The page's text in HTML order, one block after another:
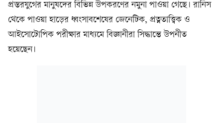
প্রস্তরযুগের মানুষদের বিভিন্ন উপকরণের নমুনা পাওয়া গেছে। রানিস
থেকে পাওয়া হাড়ের ধ্বংসাবশেষের জেনেটিক, প্রত্নতাত্ত্বিক ও
আইসোটোপিক পরীক্ষার মাধ্যমে বিজ্ঞানীরা সিদ্ধান্তে উপনীত
হয়েছেন।